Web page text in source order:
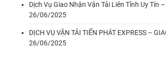
Dịch Vụ Giao Nhận Vận Tải Liên Tỉnh Uy Tín
26/06/2025
DỊCH VỤ VẬN TẢI TIẾN PHÁT EXPRESS –
26/06/2025